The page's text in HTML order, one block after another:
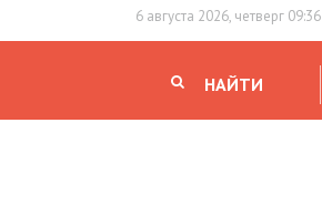
6 августа 2026, четверг 09:36
НАЙТИ